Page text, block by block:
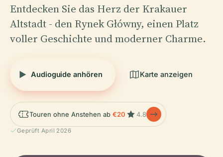
Entdecken Sie das Herz der Krakauer
Altstadt - den Rynek Główny, einen Platz
voller Geschichte und moderner Charme.
Audioguide anhören Karte anzeigen
Touren ohne Anstehen ab €20 4.8
Geprüft April 2026